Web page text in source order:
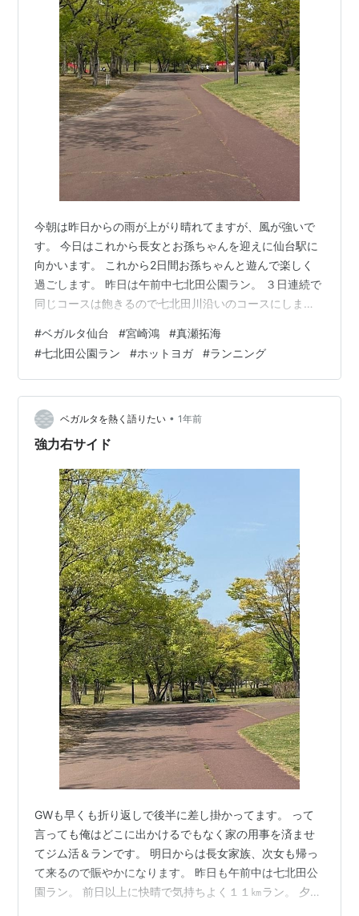
今朝は昨日からの雨が上がり晴れてますが、風が強いで
す。 今日はこれから長女とお孫ちゃんを迎えに仙台駅に
向かいます。 これから2日間お孫ちゃんと遊んで楽しく
過ごします。 昨日は午前中七北田公園ラン。 ３日連続で
同じコースは飽きるので七北田川沿いのコースにしまし
のヨガは結構きつくて汗だくで頭もクラクラするほどで
した。でも終わったらもうスッキリ爽快(^^♪ 今日のホー
ム山口戦、期待注目選手は宮崎選手。 前節出場停止で悔
しさをこの試合にぶつけてくれるでしょう。 そしてもう
ひとりはやはり真瀬選手でしょう。 甲府戦のようなプレ
イ、動きで相手DFを翻…
#ベガルタ仙台 #宮崎鴻 #真瀬拓海
#七北田公園ラン #ホットヨガ #ランニング
ベガルタを熱く語りたい • 1年前
強力右サイド
GWも早くも折り返しで後半に差し掛かってます。 って
言っても俺はどこに出かけるでもなく家の用事を済ませ
てジム活＆ランです。 明日からは長女家族、次女も帰っ
て来るので賑やかになります。 昨日も午前中は七北田公
園ラン。 前日以上に快晴で気持ちよく１１㎞ラン。 夕